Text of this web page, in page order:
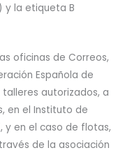
y la etiqueta B
oficinas de Correos,
Española de
autorizados, a
en el Instituto de
y en el caso de flotas,
de la asociación